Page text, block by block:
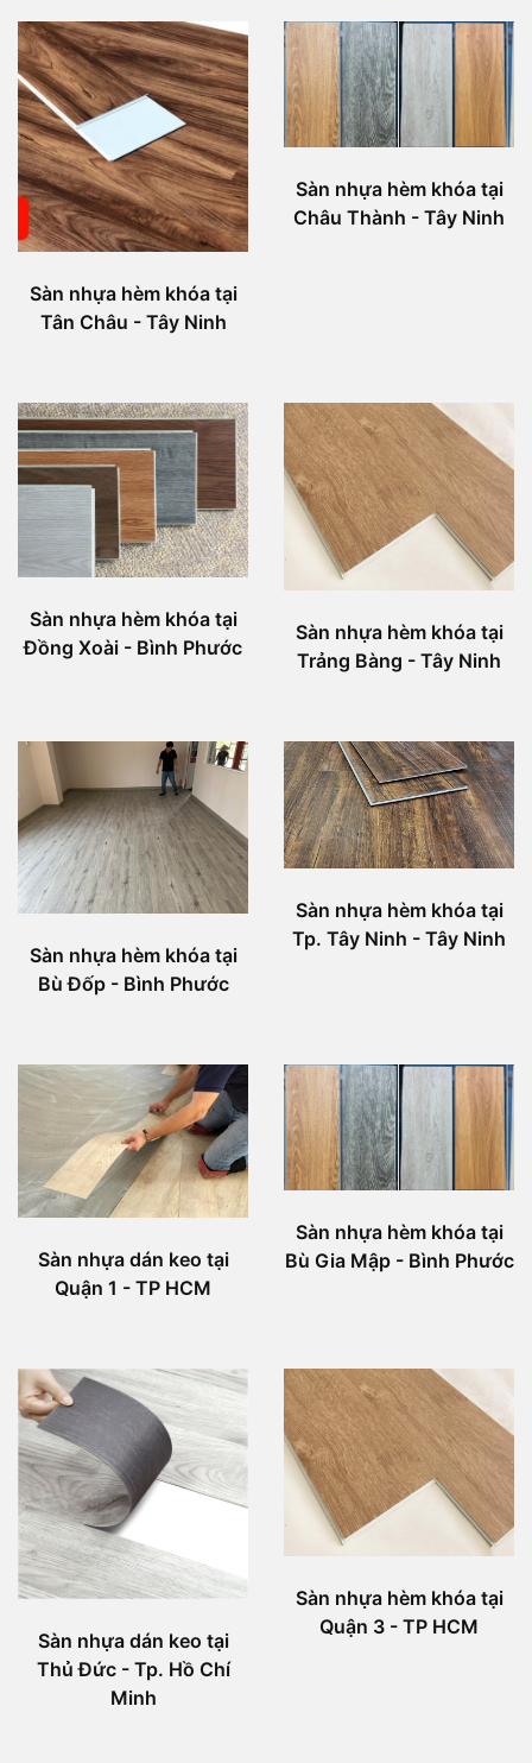
Sàn nhựa hèm khóa tại
Tân Châu - Tây Ninh
Sàn nhựa hèm khóa tại
Châu Thành - Tây Ninh
Sàn nhựa hèm khóa tại
Đồng Xoài - Bình Phước
Sàn nhựa hèm khóa tại
Trảng Bàng - Tây Ninh
Sàn nhựa hèm khóa tại
Bù Đốp - Bình Phước
Sàn nhựa hèm khóa tại
Tp. Tây Ninh - Tây Ninh
Sàn nhựa dán keo tại
Quận 1 - TP HCM
Sàn nhựa hèm khóa tại
Bù Gia Mập - Bình Phước
Sàn nhựa dán keo tại
Thủ Đức - Tp. Hồ Chí
Minh
Sàn nhựa hèm khóa tại
Quận 3 - TP HCM